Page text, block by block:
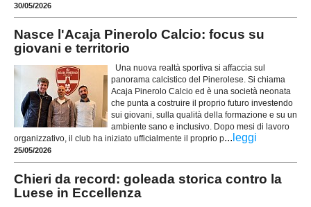
30/05/2026
Nasce l'Acaja Pinerolo Calcio: focus su
giovani e territorio
Una nuova realtà sportiva si affaccia sul
panorama calcistico del Pinerolese. Si chiama
Acaja Pinerolo Calcio ed è una società neonata
che punta a costruire il proprio futuro investendo
sui giovani, sulla qualità della formazione e su un
ambiente sano e inclusivo. Dopo mesi di lavoro
organizzativo, il club ha iniziato ufficialmente il proprio p... leggi
25/05/2026
Chieri da record: goleada storica contro la
Luese in Eccellenza